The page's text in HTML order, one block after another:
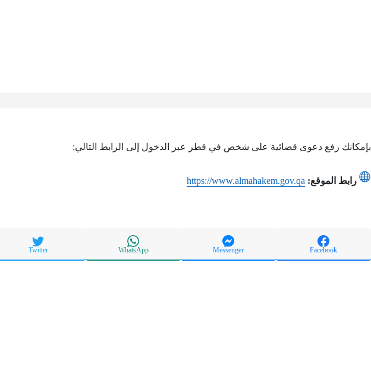
بإمكانك رفع دعوى قضائية على شخص في قطر عبر الدخول إلى الرابط التالي:
رابط الموقع: https://www.almahakem.gov.qa
Facebook
Messenger
WhatsApp
Twitter